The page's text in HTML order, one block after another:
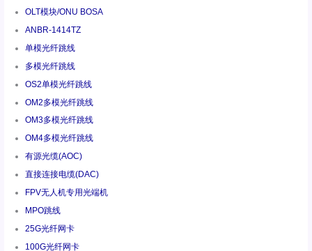
OLT模块/ONU BOSA
ANBR-1414TZ
单模光纤跳线
多模光纤跳线
OS2单模光纤跳线
OM2多模光纤跳线
OM3多模光纤跳线
OM4多模光纤跳线
有源光缆(AOC)
直接连接电缆(DAC)
FPV无人机专用光端机
MPO跳线
25G光纤网卡
100G光纤网卡